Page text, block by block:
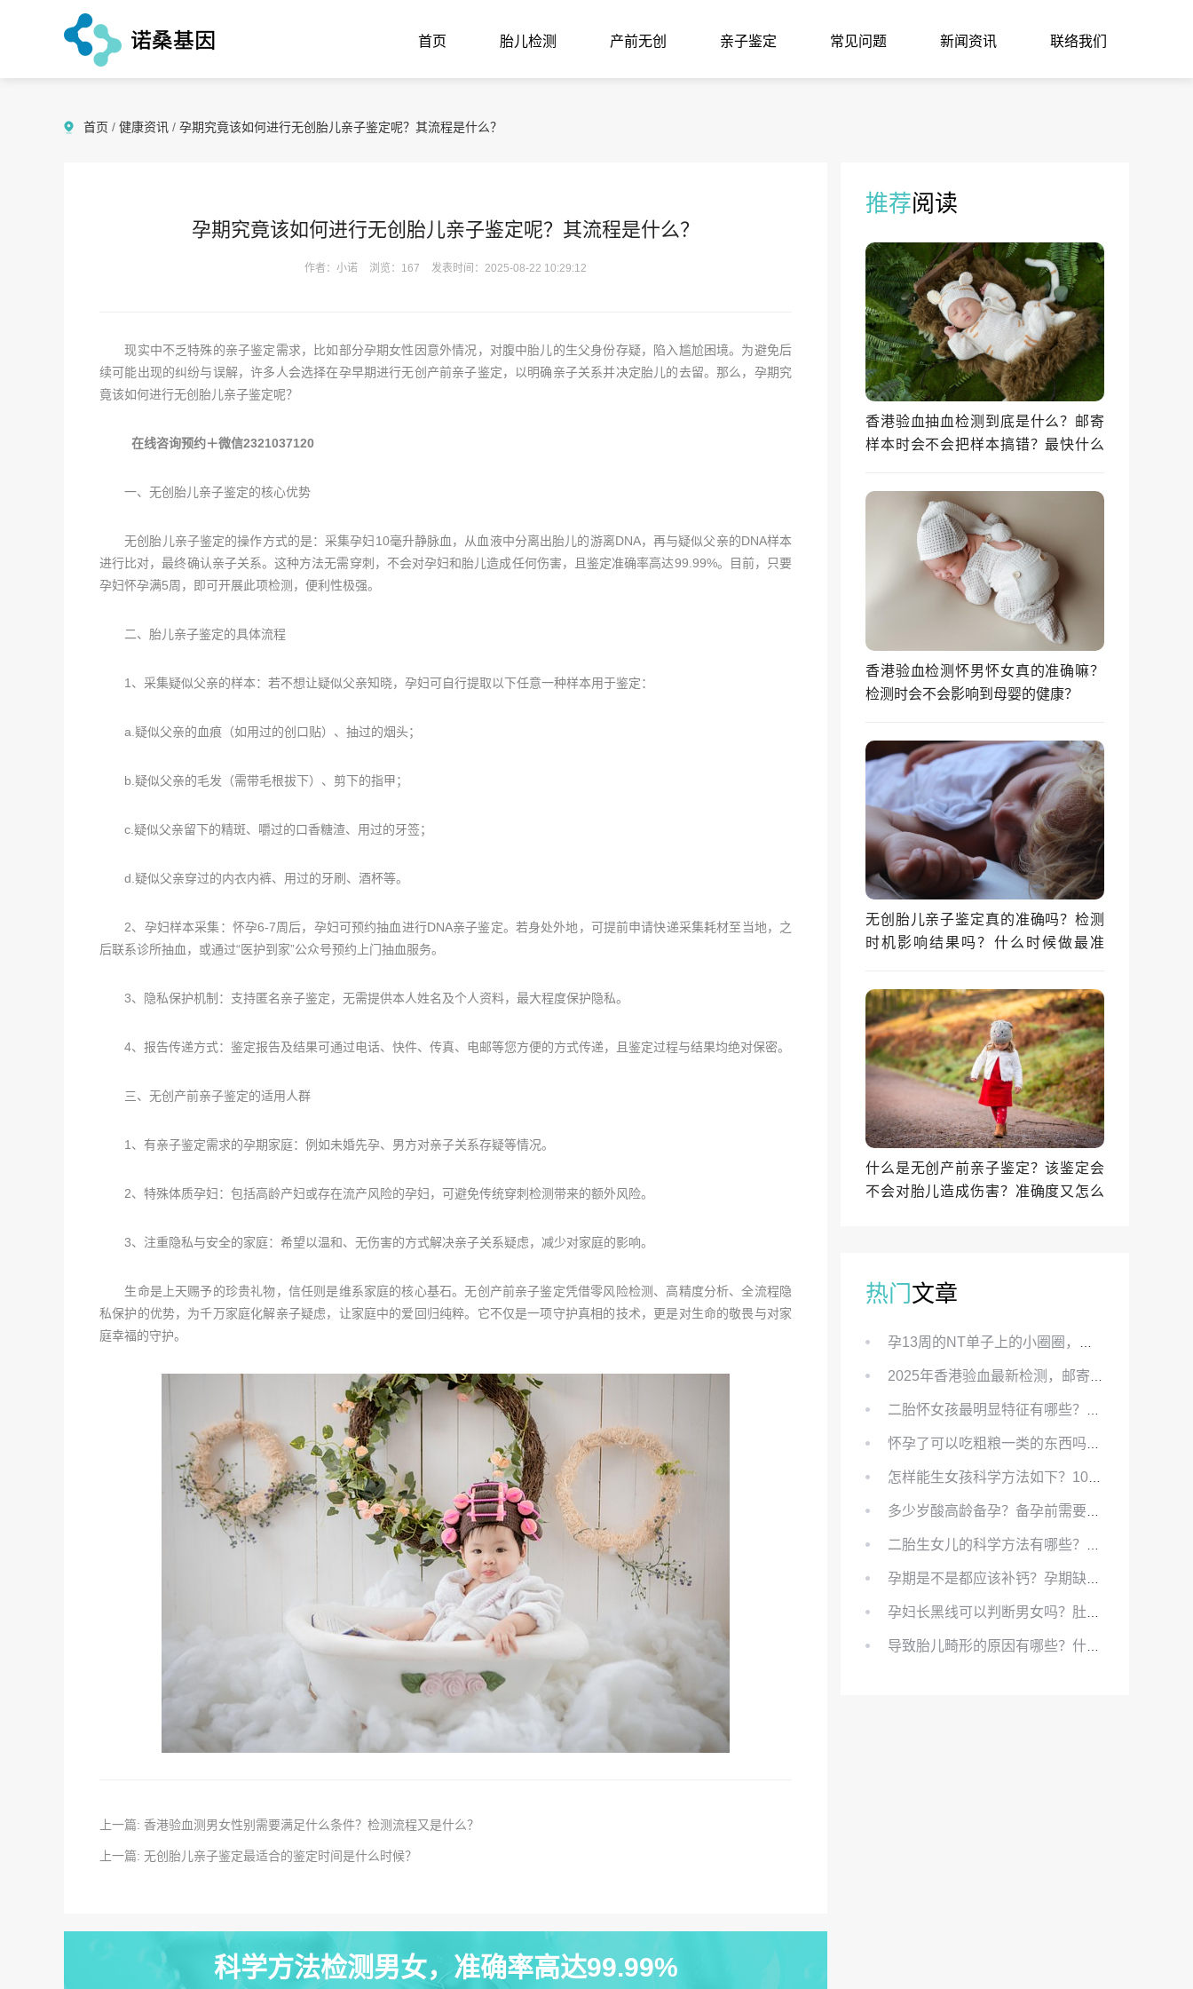
首页 胎儿检测 产前无创 亲子鉴定 常见问题 新闻资讯 联络我们
首页 / 健康资讯 / 孕期究竟该如何进行无创胎儿亲子鉴定呢？其流程是什么？
孕期究竟该如何进行无创胎儿亲子鉴定呢？其流程是什么？
作者：小诺 浏览：167 发表时间：2025-08-22 10:29:12
现实中不乏特殊的亲子鉴定需求，比如部分孕期女性因意外情况，对腹中胎儿的生父身份存疑，陷入尴尬困境。为避免后
续可能出现的纠纷与误解，许多人会选择在孕早期进行无创产前亲子鉴定，以明确亲子关系并决定胎儿的去留。那么，孕期究
竟该如何进行无创胎儿亲子鉴定呢？
在线咨询预约＋微信2321037120
一、无创胎儿亲子鉴定的核心优势
无创胎儿亲子鉴定的操作方式的是：采集孕妇10毫升静脉血，从血液中分离出胎儿的游离DNA，再与疑似父亲的DNA样本
进行比对，最终确认亲子关系。这种方法无需穿刺，不会对孕妇和胎儿造成任何伤害，且鉴定准确率高达99.99%。目前，只要
孕妇怀孕满5周，即可开展此项检测，便利性极强。
二、胎儿亲子鉴定的具体流程
1、采集疑似父亲的样本：若不想让疑似父亲知晓，孕妇可自行提取以下任意一种样本用于鉴定：
a.疑似父亲的血痕（如用过的创口贴）、抽过的烟头；
b.疑似父亲的毛发（需带毛根拔下）、剪下的指甲；
c.疑似父亲留下的精斑、嚼过的口香糖渣、用过的牙签；
d.疑似父亲穿过的内衣内裤、用过的牙刷、酒杯等。
2、孕妇样本采集：怀孕6-7周后，孕妇可预约抽血进行DNA亲子鉴定。若身处外地，可提前申请快递采集耗材至当地，之
后联系诊所抽血，或通过“医护到家”公众号预约上门抽血服务。
3、隐私保护机制：支持匿名亲子鉴定，无需提供本人姓名及个人资料，最大程度保护隐私。
4、报告传递方式：鉴定报告及结果可通过电话、快件、传真、电邮等您方便的方式传递，且鉴定过程与结果均绝对保密。
三、无创产前亲子鉴定的适用人群
1、有亲子鉴定需求的孕期家庭：例如未婚先孕、男方对亲子关系存疑等情况。
2、特殊体质孕妇：包括高龄产妇或存在流产风险的孕妇，可避免传统穿刺检测带来的额外风险。
3、注重隐私与安全的家庭：希望以温和、无伤害的方式解决亲子关系疑虑，减少对家庭的影响。
生命是上天赐予的珍贵礼物，信任则是维系家庭的核心基石。无创产前亲子鉴定凭借零风险检测、高精度分析、全流程隐
私保护的优势，为千万家庭化解亲子疑虑，让家庭中的爱回归纯粹。它不仅是一项守护真相的技术，更是对生命的敬畏与对家
庭幸福的守护。
上一篇: 香港验血测男女性别需要满足什么条件？检测流程又是什么？
上一篇: 无创胎儿亲子鉴定最适合的鉴定时间是什么时候？
科学方法检测男女，准确率高达99.99%
推荐阅读
香港验血抽血检测到底是什么？邮寄
样本时会不会把样本搞错？最快什么
香港验血检测怀男怀女真的准确嘛？
检测时会不会影响到母婴的健康？
无创胎儿亲子鉴定真的准确吗？检测
时机影响结果吗？什么时候做最准
什么是无创产前亲子鉴定？该鉴定会
不会对胎儿造成伤害？准确度又怎么
热门文章